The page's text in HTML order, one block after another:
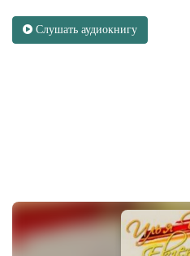
Слушать аудиокнигу